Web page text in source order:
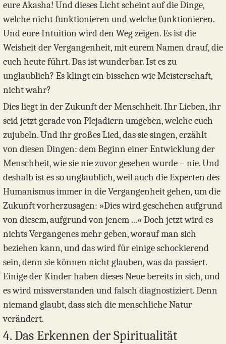
eure Akasha! Und dieses Licht scheint auf die Dinge,
welche nicht funktionieren und welche funktionieren.
Und eure Intuition wird den Weg zeigen. Es ist die
Weisheit der Vergangenheit, mit eurem Namen drauf, die
euch heute führt. Das ist wunderbar. Ist es zu
unglaublich? Es klingt ein bisschen wie Meisterschaft,
nicht wahr?
Dies liegt in der Zukunft der Menschheit. Ihr Lieben, ihr
seid jetzt gerade von Plejadiern umgeben, welche euch
zujubeln. Und ihr großes Lied, das sie singen, erzählt
von diesen Dingen: dem Beginn einer Entwicklung der
Menschheit, wie sie nie zuvor gesehen wurde – nie. Und
deshalb ist es so unglaublich, weil auch die Experten des
Humanismus immer in die Vergangenheit gehen, um die
Zukunft vorherzusagen: »Dies wird geschehen aufgrund
von diesem, aufgrund von jenem ...« Doch jetzt wird es
nichts Vergangenes mehr geben, worauf man sich
beziehen kann, und das wird für einige schockierend
sein, denn sie können nicht glauben, was da passiert.
Einige der Kinder haben dieses Neue bereits in sich, und
es wird missverstanden und falsch diagnostiziert. Denn
niemand glaubt, dass sich die menschliche Natur
verändert.
4. Das Erkennen der Spiritualität